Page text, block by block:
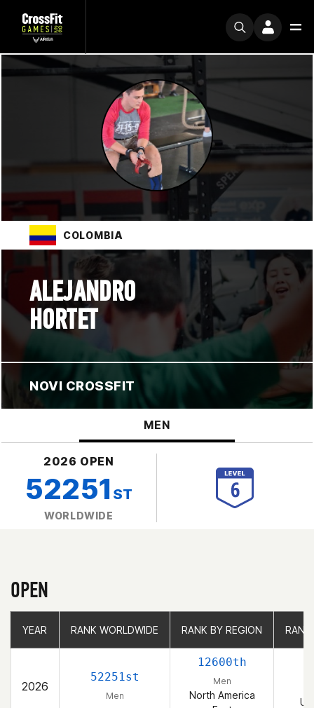
COLOMBIA
ALEJANDRO
HORTET
NOVI CROSSFIT
MEN
2026 OPEN
52251 ST
WORLDWIDE
OPEN
YEAR RANK WORLDWIDE RANK BY REGION
2026
52251st
Men
12600th
Men
North America
YEAR RANK WORLDWIDE RANK BY REGION